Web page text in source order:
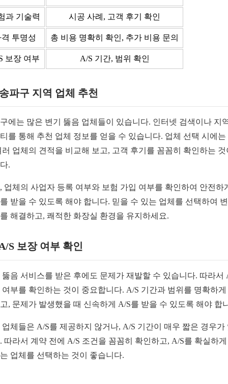
과 기술력 시공 사례, 고객 후기 확인
투명성 총 비용 명확히 확인, 추가 비용 문의
보장 여부 A/S 기간, 범위 확인
파구 지역 업체 추천
에는 많은 변기 뚫음 업체들이 있습니다. 인터넷 검색이나 지
를 통해 추천 업체 정보를 얻을 수 있습니다. 업체 선택 시에는
러 업체의 견적을 비교해 보고, 고객 후기를 꼼꼼히 확인하는 것
.
업체의 사업자 등록 여부와 보험 가입 여부를 확인하여 안전하
받을 수 있도록 해야 합니다. 믿을 수 있는 업체를 선택하여
해결하고, 쾌적한 화장실 환경을 유지하세요.
S 보장 여부 확인
뚫음 서비스를 받은 후에도 문제가 재발할 수 있습니다. 따라서
여부를 확인하는 것이 중요합니다. A/S 기간과 범위를 명확하게
, 문제가 발생했을 때 신속하게 A/S를 받을 수 있도록 해야 합
업체들은 A/S를 제공하지 않거나, A/S 기간이 매우 짧은 경우가
따라서 계약 전에 A/S 조건을 꼼꼼히 확인하고, A/S를 확실하
업체를 선택하는 것이 좋습니다.